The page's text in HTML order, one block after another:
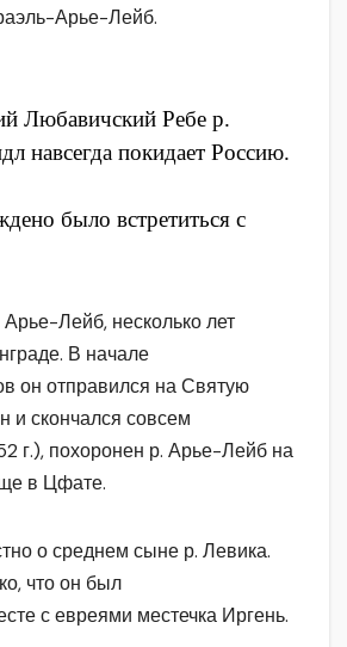
Арье-Лейб.
Любавичский Ребе р.
навсегда покидает Россию.
было встретиться с
Лейб, несколько лет
В начале
он отправился на Святую
и скончался совсем
г.), похоронен р. Арье-Лейб на
в Цфате.
о среднем сыне р. Левика.
что он был
с евреями местечка Иргень.